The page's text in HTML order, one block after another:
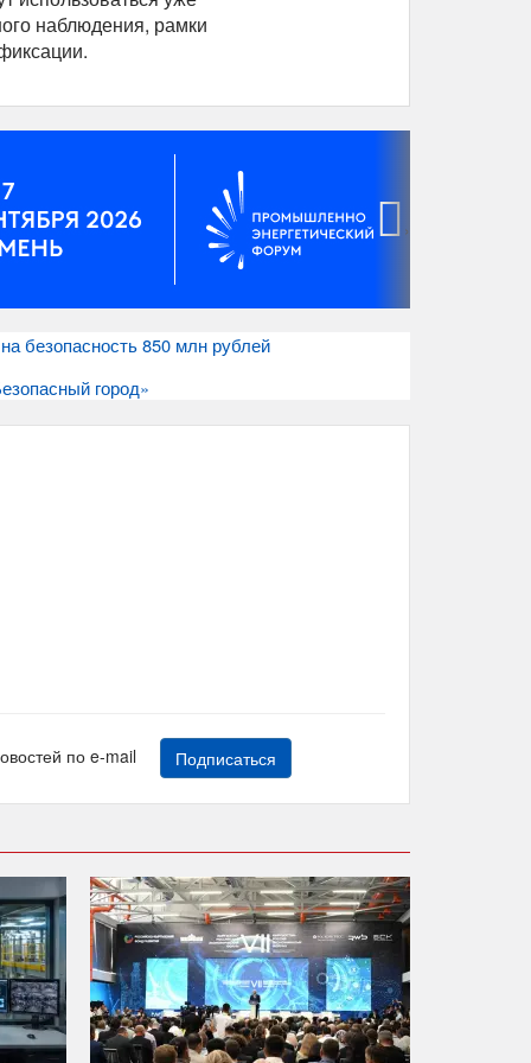
наблюдения, рамки
›
безопасность 850 млн рублей
город»
по e-mail Подписаться